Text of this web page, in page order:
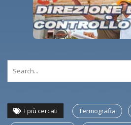
I più cercati Termografia